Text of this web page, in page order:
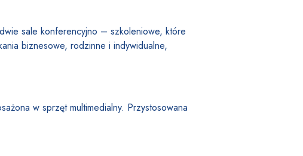
sale konferencyjno – szkoleniowe, które
biznesowe, rodzinne i indywidualne,
w sprzęt multimedialny. Przystosowana